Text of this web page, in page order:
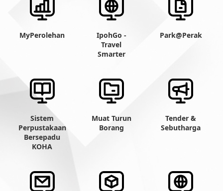
MyPerolehan
IpohGo -
Travel
Smarter
Park@Perak
Sistem
Perpustakaan
Bersepadu
KOHA
Muat Turun
Borang
Tender &
Sebutharga